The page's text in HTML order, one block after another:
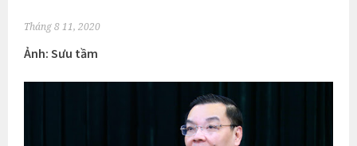
Tháng 8 11, 2020
Ảnh: Sưu tầm